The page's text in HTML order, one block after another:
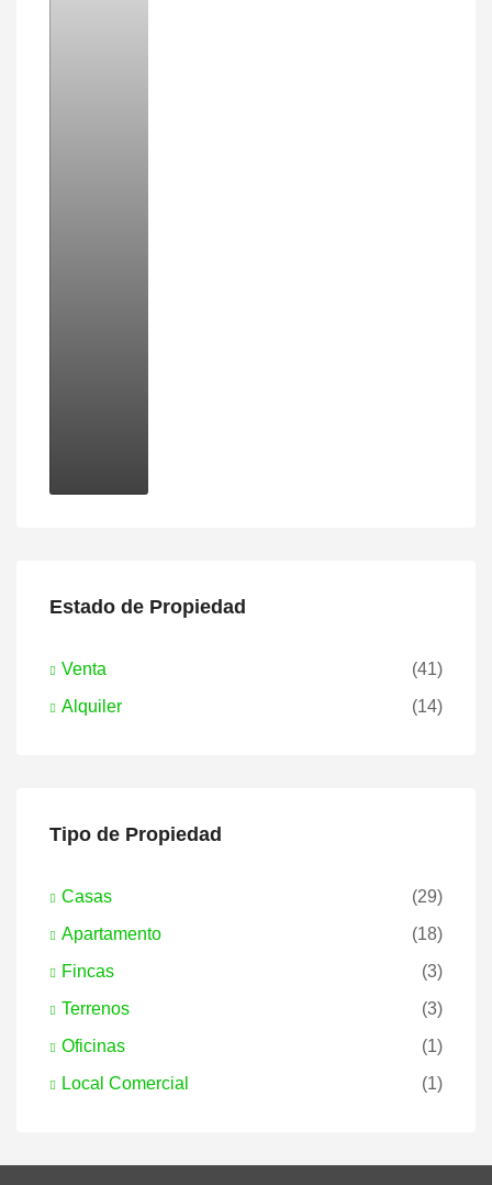
Estado de Propiedad
Venta
(41)
Alquiler
(14)
Tipo de Propiedad
Casas
(29)
Apartamento
(18)
Fincas
(3)
Terrenos
(3)
Oficinas
(1)
Local Comercial
(1)